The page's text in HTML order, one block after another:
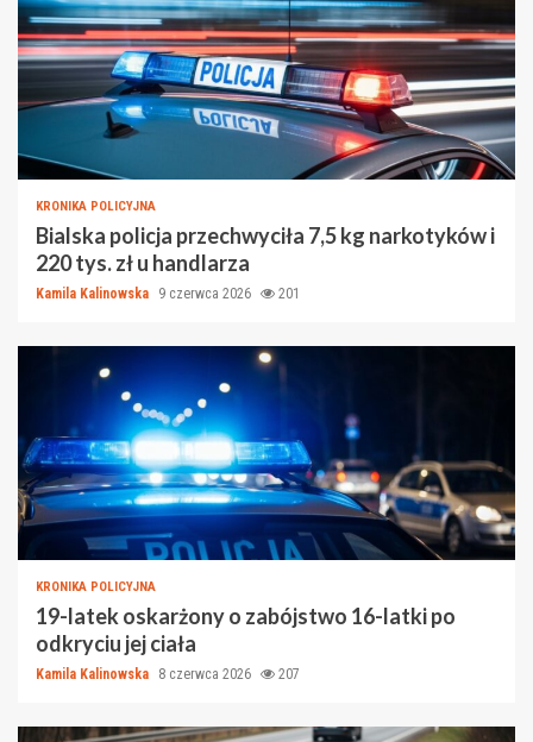
KRONIKA POLICYJNA
Bialska policja przechwyciła 7,5 kg narkotyków i
220 tys. zł u handlarza
Kamila Kalinowska 9 czerwca 2026 201
KRONIKA POLICYJNA
19-latek oskarżony o zabójstwo 16-latki po
odkryciu jej ciała
Kamila Kalinowska 8 czerwca 2026 207